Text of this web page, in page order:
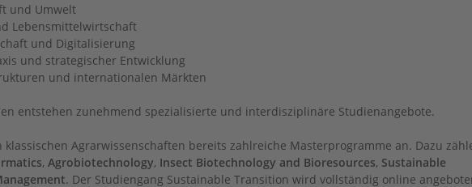
und Umwelt
Lebensmittelwirtschaft
und Digitalisierung
und strategischer Entwicklung
und internationalen Märkten
entstehen zunehmend spezialisierte und interdisziplinäre Studienangebote.
klassischen Agrarwissenschaften bereits zahlreiche Masterprogramme an. Dazu
, Agrobiotechnology, Insect Biotechnology and Bioresources, Sustainable
. Der Studiengang Sustainable Transition wird vollständig online